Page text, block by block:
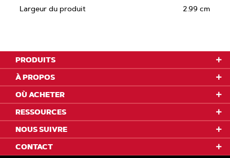
Largeur du produit 2.99 cm
PRODUITS
À PROPOS
OÙ ACHETER
RESSOURCES
NOUS SUIVRE
CONTACT